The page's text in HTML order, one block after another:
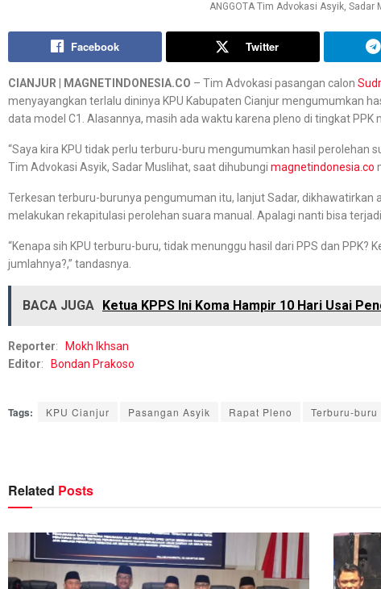
ANGGOTA Tim Advokasi Asyik, Sadar
Facebook Twitter
CIANJUR MAGNETINDONESIA.CO – Tim Advokasi pasangan calon
menyayangkan terlalu dininya KPU Kabupaten Cianjur mengumumkan
data model C1. Alasannya, masih ada waktu karena pleno di tingkat PPK
“Saya kira KPU tidak perlu terburu-buru mengumumkan hasil perolehan
Tim Advokasi Asyik, Sadar Muslihat, saat dihubungi magnetindonesia.co
Terkesan terburu-burunya pengumuman itu, lanjut Sadar, dikhawatirkan
melakukan rekapitulasi perolehan suara manual. Apalagi nanti bisa
“Kenapa sih KPU terburu-buru, tidak menunggu hasil dari PPS dan PPK?
jumlahnya?,” tandasnya.
BACA JUGA Ketua KPPS Ini Koma Hampir 10 Hari Usai
Reporter:
Mokh Ikhsan
Editor: Bondan Prakoso
Tags: KPU Cianjur Pasangan Asyik Rapat Pleno Terburu-buru
Related Posts